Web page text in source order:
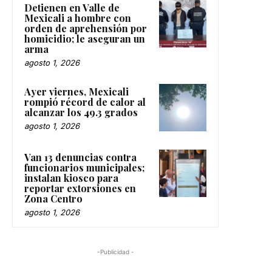
Detienen en Valle de
Mexicali a hombre con
orden de aprehensión por
homicidio; le aseguran un
arma
agosto 1, 2026
Ayer viernes, Mexicali
rompió récord de calor al
alcanzar los 49.3 grados
agosto 1, 2026
Van 13 denuncias contra
funcionarios municipales;
instalan kiosco para
reportar extorsiones en
Zona Centro
agosto 1, 2026
-Publicidad -